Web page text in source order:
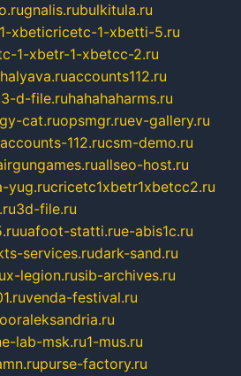
gnalis.rubulkitula.ru
1-xbeticricetc-1-xbetti-5.ru
1-xbetr-1-xbetcc-2.ru
accounts112.ru
3-d-file.ruhahahaharms.ru
cat.ruopsmgr.ruev-gallery.ru
accounts-112.rucsm-demo.ru
allseo-host.ru
yug.rucricetc1xbetr1xbetcc2.ru
3d-file.ru
uafoot-statti.rue-abis1c.ru
services.rudark-sand.ru
x-legion.rusib-archives.ru
venda-festival.ru
lab-msk.ru1-mus.ru
purse-factory.ru